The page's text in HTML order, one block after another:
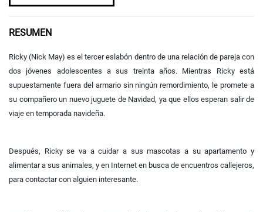
RESUMEN
Ricky (Nick May) es el tercer eslabón dentro de una relación de pareja con
dos jóvenes adolescentes a sus treinta años. Mientras Ricky está
supuestamente fuera del armario sin ningún remordimiento, le promete a
su compañero un nuevo juguete de Navidad, ya que ellos esperan salir de
viaje en temporada navideña.
Después, Ricky se va a cuidar a sus mascotas a su apartamento y
alimentar a sus animales, y en Internet en busca de encuentros callejeros,
para contactar con alguien interesante.